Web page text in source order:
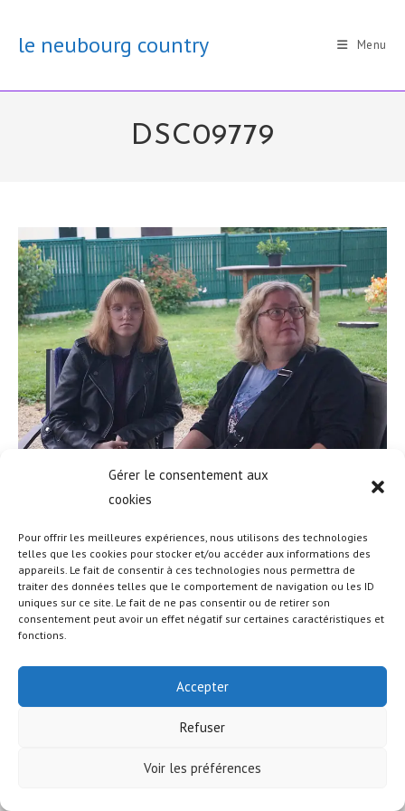
Gérer le consentement aux
cookies
Pour offrir les meilleures expériences, nous utilisons des technologies
telles que les cookies pour stocker et/ou accéder aux informations des
appareils. Le fait de consentir à ces technologies nous permettra de
traiter des données telles que le comportement de navigation ou les ID
uniques sur ce site. Le fait de ne pas consentir ou de retirer son
consentement peut avoir un effet négatif sur certaines caractéristiques et
fonctions.
Accepter
Refuser
Voir les préférences
contentle neubourg country Menu
DSC09779
© COPYRIGHT - OCEANWP THEME BY NICK